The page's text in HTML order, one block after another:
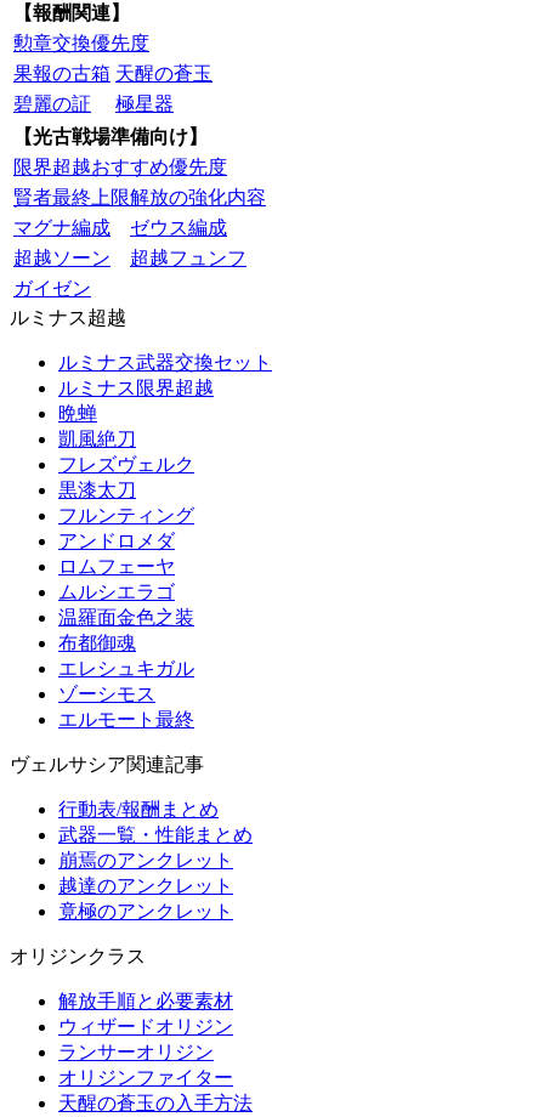
【報酬関連】
勲章交換優先度
果報の古箱 天醒の蒼玉
碧麗の証
極星器
【光古戦場準備向け】
限界超越おすすめ優先度
賢者最終上限解放の強化内容
マグナ編成
ゼウス編成
超越ソーン
超越フュンフ
ガイゼン
ルミナス超越
ルミナス武器交換セット
ルミナス限界超越
晩蝉
凱風絶刀
フレズヴェルク
黒漆太刀
フルンティング
アンドロメダ
ロムフェーヤ
ムルシエラゴ
温羅面金色之装
布都御魂
エレシュキガル
ゾーシモス
エルモート最終
ヴェルサシア関連記事
行動表/報酬まとめ
武器一覧・性能まとめ
崩焉のアンクレット
越達のアンクレット
竟極のアンクレット
オリジンクラス
解放手順と必要素材
ウィザードオリジン
ランサーオリジン
オリジンファイター
天醒の蒼玉の入手方法